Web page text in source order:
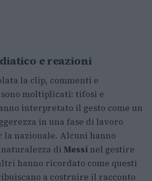
e reazioni
la clip, commenti e
moltiplicati: tifosi e
interpretato il gesto come un
in una fase di lavoro
la nazionale. Alcuni hanno
di Messi nel gestire
hanno ricordato come questi
a costruire il racconto